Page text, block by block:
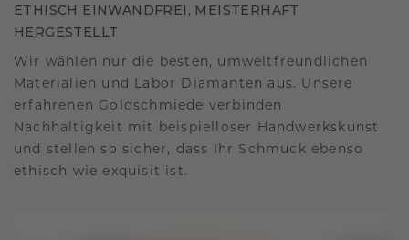
ETHISCH EINWANDFREI, MEISTERHAFT
HERGESTELLT
Wir wählen nur die besten, umweltfreundlichen
Materialien und Labor Diamanten aus. Unsere
erfahrenen Goldschmiede verbinden
Nachhaltigkeit mit beispielloser Handwerkskunst
und stellen so sicher, dass Ihr Schmuck ebenso
ethisch wie exquisit ist.